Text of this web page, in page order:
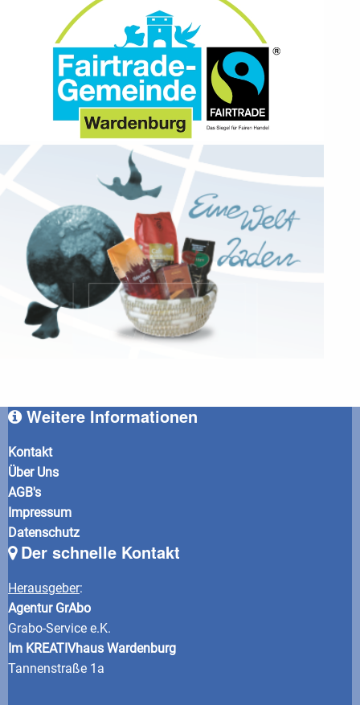
Weitere Informationen
Kontakt
Über Uns
AGB's
Impressum
Datenschutz
Der schnelle Kontakt
Herausgeber:
Agentur GrAbo
Grabo-Service e.K.
Im KREATIVhaus Wardenburg
Tannenstraße 1a